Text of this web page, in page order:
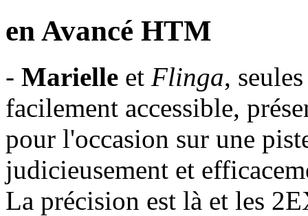
en Avancé HTM
- Marielle et Flinga,
facilement accessible,
pour l'occasion sur une
judicieusement et
La précision est là et les